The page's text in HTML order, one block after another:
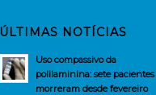
ÚLTIMAS NOTÍCIAS
Uso compassivo da
polilaminina: sete pacientes
morreram desde fevereiro